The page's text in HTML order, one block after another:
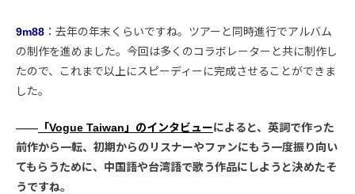
9m88 ：去年の年末くらいですね。ツアーと同時進行でアルバム
の制作を進めました。今回は多くのコラボレーターと共に制作し
たので、これまで以上にスピーディーに完成させることができま
した。
―― 「Vogue Taiwan」のインタビューによると、英詞で作った
前作から一転、初期からのリスナーやファンにもう一度振り向い
てもらうために、中国語や台湾語で歌う作品にしようと決めたそ
うですね。